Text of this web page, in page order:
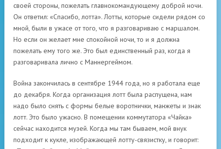
своей стороны, пожелать главнокомандующему доброй ночи.
Он ответил: «Спасибо, лотта». Лотты, которые сидели рядом со
мной, были в ужасе от того, что я разговариваю с маршалом.
Но если он желает мне спокойной ночи, то и я должна
пожелать ему того же. Это был единственный раз, когда я
разговаривала лично с Маннергеймом.
Война закончилась в сентябре 1944 года, но я работала еще
до декабря. Когда организация лотт была распущена, нам
надо было снять с формы белые воротнички, манжеты и знак
лотт. Это было ужасно. В помещении коммутатора «Чайка»
сейчас находится музей. Когда мы там бываем, мой внук
подходит к кукле, изображающей лотту-связистку, и говорит: